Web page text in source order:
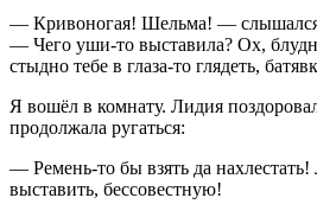
— Кривоногая! Шельма! — слышался
— Чего уши-то выставила? Ох,
стыдно тебе в глаза-то глядеть,
Я вошёл в комнату. Лидия
продолжала ругаться:
— Ремень-то бы взять да
выставить, бессовестную!